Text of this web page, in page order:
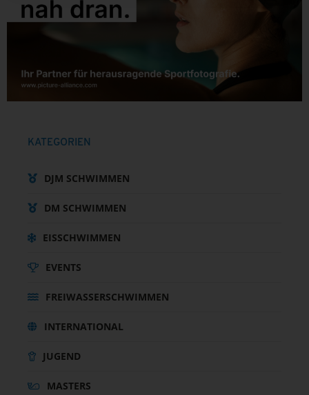
KATEGORIEN
DJM SCHWIMMEN
DM SCHWIMMEN
EISSCHWIMMEN
EVENTS
FREIWASSERSCHWIMMEN
INTERNATIONAL
JUGEND
MASTERS